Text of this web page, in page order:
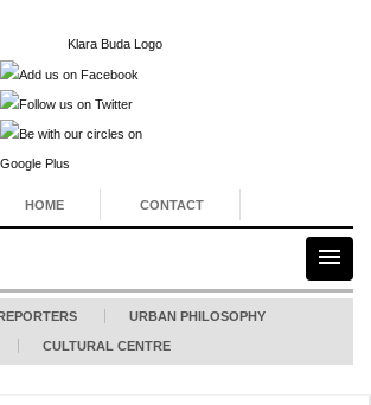
HOME CONTACT
URBAN PHILOSOPHY
CULTURAL CENTRE